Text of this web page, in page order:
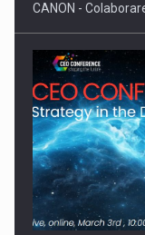
Fondul de investitii
CANON -